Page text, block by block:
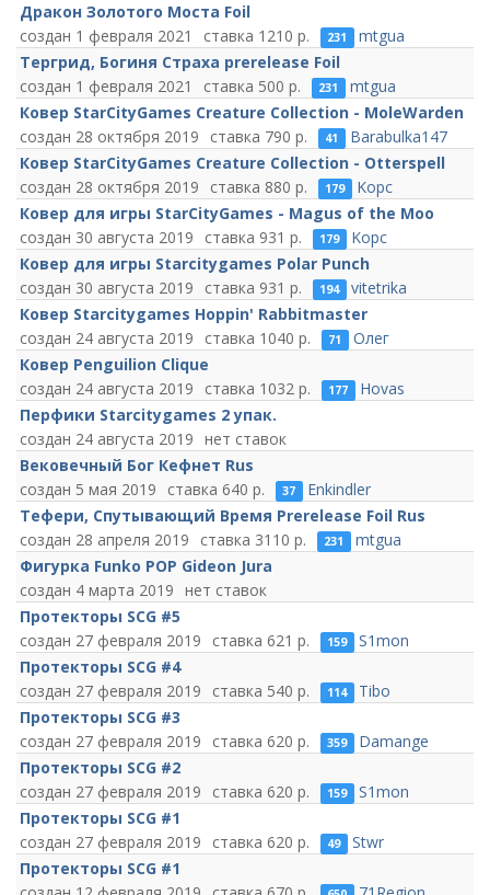
Дракон Золотого Моста Foil
1 февраля 2021
1210 231
mtgua
Тергрид, Богиня Страха prerelease Foil
1 февраля 2021
500 231
mtgua
Ковер StarCityGames Creature Collection - MoleWarden
28 октября 2019
790 41
Barabulka147
Ковер StarCityGames Creature Collection - Otterspell
28 октября 2019
880 179
Kopc
Ковер для игры StarCityGames - Magus of the Moo
30 августа 2019
931 179
Kopc
Ковер для игры Starcitygames Polar Punch
30 августа 2019
931 194
vitetrika
Ковер Starcitygames Hoppin' Rabbitmaster
24 августа 2019
1040 71
Олег
Ковер Penguilion Clique
24 августа 2019
1032 177
Hovas
Перфики Starcitygames 2 упак.
24 августа 2019 нет ставок
Вековечный Бог Кефнет Rus
5 мая 2019
640 37
Enkindler
Тефери, Спутывающий Время Prerelease Foil Rus
28 апреля 2019
3110 231
mtgua
Фигурка Funko POP Gideon Jura
4 марта 2019 нет ставок
Протекторы SCG #5
27 февраля 2019
621 159
S1mon
Протекторы SCG #4
27 февраля 2019
540 114
Tibo
Протекторы SCG #3
27 февраля 2019
620 359
Damange
Протекторы SCG #2
27 февраля 2019
620 159
S1mon
Протекторы SCG #1
27 февраля 2019
620 49
Stwr
Протекторы SCG #1